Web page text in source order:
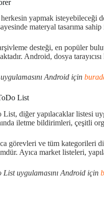
yapmak isteyebileceği
materyal tasarıma
desteği, en popüler
Android, dosya
Android için
List
diğer yapılacaklar listesi
iletme bildirimleri, çeşitli
görevleri ve tüm kategorileri
Ayıca market listeleri,
List uygulamasını Android için